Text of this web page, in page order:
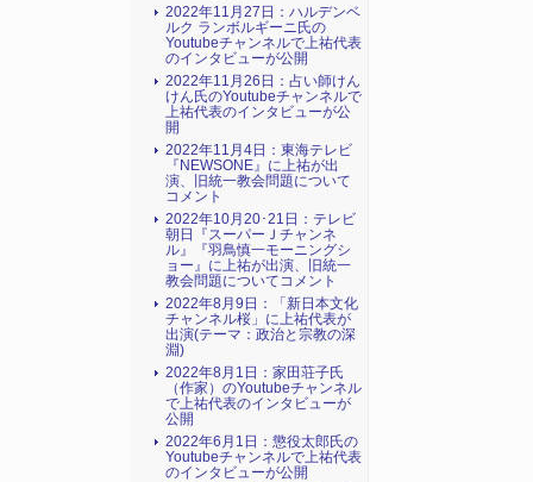
2022年11月27日：ハルデンベ
ルク ランボルギーニ氏の
Youtubeチャンネルで上祐代表
のインタビューが公開
2022年11月26日：占い師けん
けん氏のYoutubeチャンネルで
上祐代表のインタビューが公
開
2022年11月4日：東海テレビ
『NEWSONE』に上祐が出
演、旧統一教会問題について
コメント
2022年10月20･21日：テレビ
朝日『スーパーＪチャンネ
ル』『羽鳥慎一モーニングシ
ョー』に上祐が出演、旧統一
教会問題についてコメント
2022年8月9日：「新日本文化
チャンネル桜」に上祐代表が
出演(テーマ：政治と宗教の深
淵)
2022年8月1日：家田荘子氏
（作家）のYoutubeチャンネル
で上祐代表のインタビューが
公開
2022年6月1日：懲役太郎氏の
Youtubeチャンネルで上祐代表
のインタビューが公開